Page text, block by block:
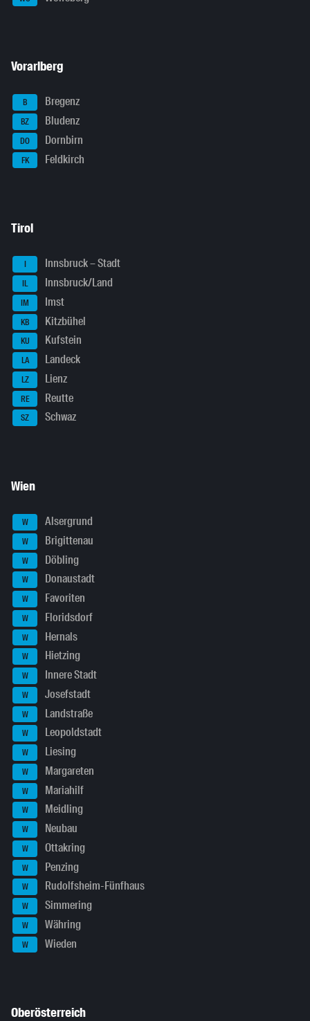
Vorarlberg
B Bregenz
BZ Bludenz
DO Dornbirn
FK Feldkirch
Tirol
I Innsbruck – Stadt
IL Innsbruck/Land
IM Imst
KB Kitzbühel
KU Kufstein
LA Landeck
LZ Lienz
RE Reutte
SZ Schwaz
Wien
W Alsergrund
W Brigittenau
W Döbling
W Donaustadt
W Favoriten
W Floridsdorf
W Hernals
W Hietzing
W Innere Stadt
W Josefstadt
W Landstraße
W Leopoldstadt
W Liesing
W Margareten
W Mariahilf
W Meidling
W Neubau
W Ottakring
W Penzing
W Rudolfsheim-Fünfhaus
W Simmering
W Währing
W Wieden
Oberösterreich